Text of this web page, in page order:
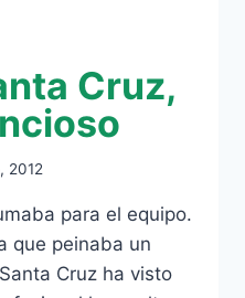
Cruz,
2012
para el equipo.
que peinaba un
Cruz ha visto